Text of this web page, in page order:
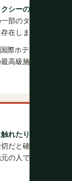
シーの料金は
部のタクシー
在しません。
際ホテル以外
高級施設での
れたり近づい
だと確認する
の人でも恐れ